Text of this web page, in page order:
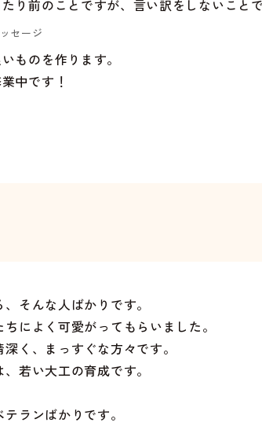
り前のことですが、言い訳をしないことで
セージ
ものを作ります。
中です！
そんな人ばかりです。
によく可愛がってもらいました。
く、まっすぐな方々です。
若い大工の育成です。
ランばかりです。